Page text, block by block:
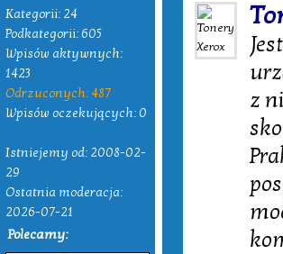
Kategorii: 24
Podkategorii: 605
Wpisów aktywnych:
1423
Odrzuconych: 487
Wpisów oczekujących: 0
Istniejemy od: 2008-02-
29
Ostatnia moderacja:
2026-07-21
Polecamy:
z